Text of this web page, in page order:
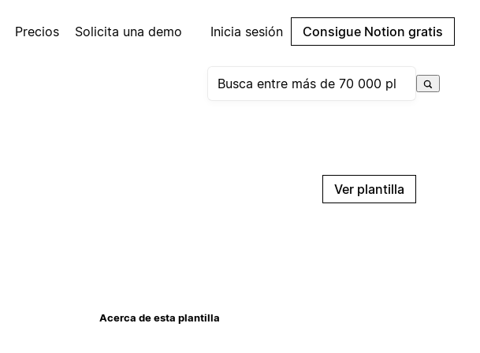
Precios Solicita una demo Inicia sesión Consigue Notion gratis
Ver plantilla
Acerca de esta plantilla